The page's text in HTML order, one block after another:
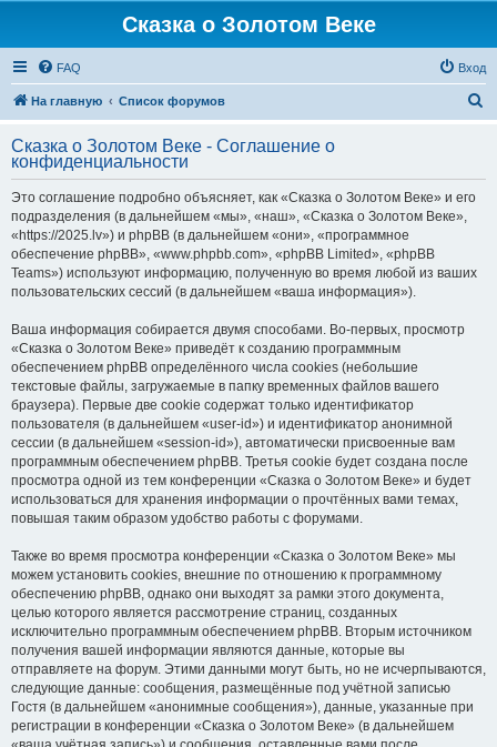
Сказка о Золотом Веке
FAQ Вход
На главную Список форумов
с
Сказка о Золотом Веке - Соглашение о
конфиденциальности
Это соглашение подробно объясняет, как «Сказка о Золотом Веке» и его
подразделения (в дальнейшем «мы», «наш», «Сказка о Золотом Веке»,
«https://2025.lv») и phpBB (в дальнейшем «они», «программное
обеспечение phpBB», «www.phpbb.com», «phpBB Limited», «phpBB
Teams») используют информацию, полученную во время любой из ваших
пользовательских сессий (в дальнейшем «ваша информация»).
Ваша информация собирается двумя способами. Во-первых, просмотр
«Сказка о Золотом Веке» приведёт к созданию программным
обеспечением phpBB определённого числа cookies (небольшие
текстовые файлы, загружаемые в папку временных файлов вашего
браузера). Первые две cookie содержат только идентификатор
пользователя (в дальнейшем «user-id») и идентификатор анонимной
сессии (в дальнейшем «session-id»), автоматически присвоенные вам
программным обеспечением phpBB. Третья cookie будет создана после
просмотра одной из тем конференции «Сказка о Золотом Веке» и будет
использоваться для хранения информации о прочтённых вами темах,
повышая таким образом удобство работы с форумами.
Также во время просмотра конференции «Сказка о Золотом Веке» мы
можем установить cookies, внешние по отношению к программному
обеспечению phpBB, однако они выходят за рамки этого документа,
целью которого является рассмотрение страниц, созданных
исключительно программным обеспечением phpBB. Вторым источником
получения вашей информации являются данные, которые вы
отправляете на форум. Этими данными могут быть, но не исчерпываются,
следующие данные: сообщения, размещённые под учётной записью
Гостя (в дальнейшем «анонимные сообщения»), данные, указанные при
регистрации в конференции «Сказка о Золотом Веке» (в дальнейшем